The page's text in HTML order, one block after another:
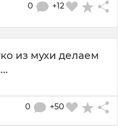
+12
0
из мухи делаем
+50
0